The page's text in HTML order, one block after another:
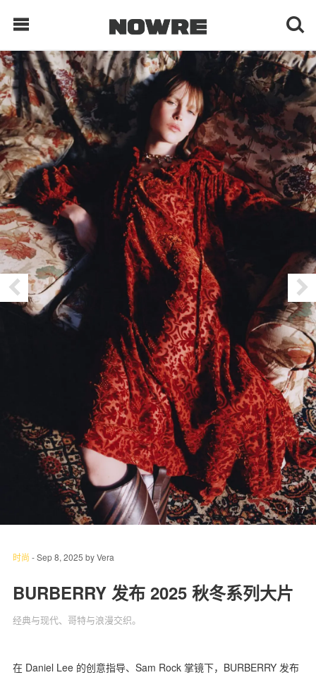
每日鲜榨
现客视点
每日栏目
时 尚
球 鞋
生 活
科 技
关于我们 联系我们
1/ 17
时尚 -Sep 8, 2025 byVera
BURBERRY 发布 2025 秋冬系列大片
经典与现代、哥特与浪漫交织。
在 Daniel Lee 的创意指导、Sam Rock 掌镜下，BURBERRY 发布